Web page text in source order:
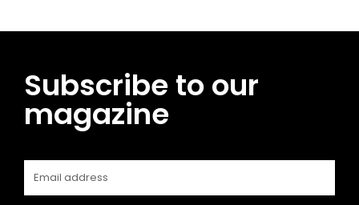
Subscribe to our
magazine